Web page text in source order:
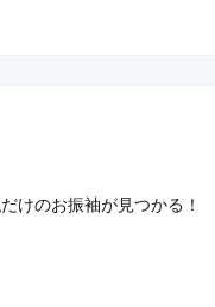
けのお振袖が見つかる！